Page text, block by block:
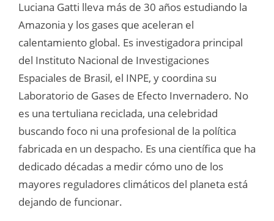
Luciana Gatti lleva más de 30 años estudiando la
Amazonia y los gases que aceleran el
calentamiento global. Es investigadora principal
del Instituto Nacional de Investigaciones
Espaciales de Brasil, el INPE, y coordina su
Laboratorio de Gases de Efecto Invernadero. No
es una tertuliana reciclada, una celebridad
buscando foco ni una profesional de la política
fabricada en un despacho. Es una científica que ha
dedicado décadas a medir cómo uno de los
mayores reguladores climáticos del planeta está
dejando de funcionar.